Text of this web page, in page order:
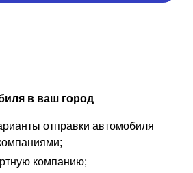
в ваш город
отправки автомобиля
компанию;